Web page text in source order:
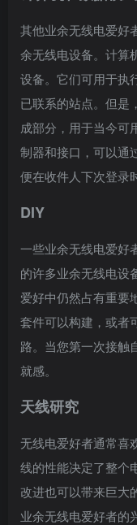
其他业余无线电爱好
余无线电设备。计算
设备。它们可用于执
已联系的站点。但是
成部分，用于当今可
制器和接口，可以通
便在收件人下次登录
DIY
一些业余无线电爱好
的许多业余无线电设
爱好中仍然占有重要
套件可以构建，或者
路。当您第一次接触
就感。
天线研究
无线电爱好者通常喜
线的性能决定了整个
改进也可以带来巨大
业余无线电爱好者的